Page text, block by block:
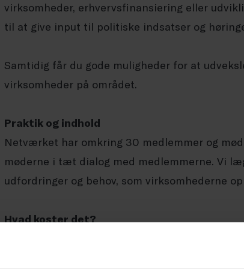
virksomheder, erhvervsfinansiering eller
til at give input til politiske indsatser og
Samtidig får du gode muligheder for at
virksomheder på området.
Praktik og indhold
Netværket har omkring 30 medlemmer og
møderne i tæt dialog med medlemmerne. Vi
udfordringer og behov, som virksomhederne
Hvad koster det?